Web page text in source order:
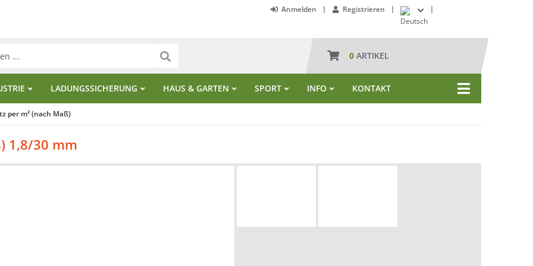
Anmelden Registrieren
0 ARTIKEL
LADUNGSSICHERUNG HAUS & GARTEN SPORT INFO KONTAKT
per m² (nach Maß)
1,8/30 mm